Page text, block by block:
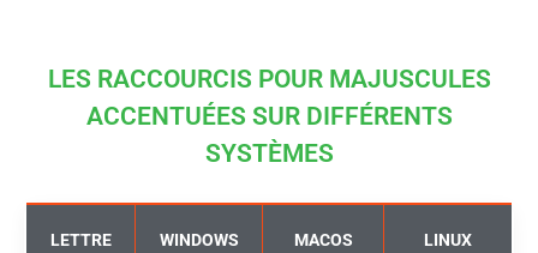
LES RACCOURCIS POUR MAJUSCULES
ACCENTUÉES SUR DIFFÉRENTS
SYSTÈMES
LETTRE WINDOWS MACOS LINUX